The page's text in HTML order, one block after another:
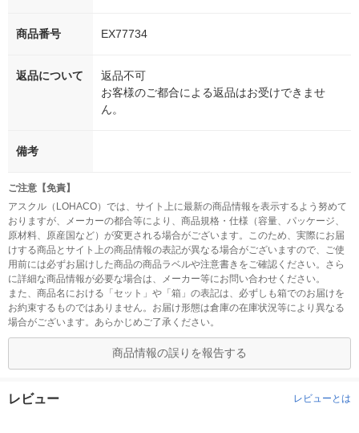
商品番号 EX77734
返品について
返品不可
お客様のご都合による返品はお受けできませ
ん。
備考
ご注意【免責】
アスクル（LOHACO）では、サイト上に最新の商品情報を表示するよう努めて
おりますが、メーカーの都合等により、商品規格・仕様（容量、パッケージ、
原材料、原産国など）が変更される場合がございます。このため、実際にお届
けする商品とサイト上の商品情報の表記が異なる場合がございますので、ご使
用前には必ずお届けした商品の商品ラベルや注意書きをご確認ください。さら
に詳細な商品情報が必要な場合は、メーカー等にお問い合わせください。
また、商品名における「セット」や「箱」の表記は、必ずしも箱でのお届けを
お約束するものではありません。お届け形態は倉庫の在庫状況等により異なる
場合がございます。あらかじめご了承ください。
商品情報の誤りを報告する
レビュー レビューとは